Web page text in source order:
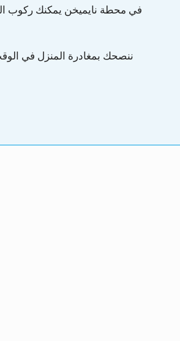
في محطة نايميخن يمكنك ركوب